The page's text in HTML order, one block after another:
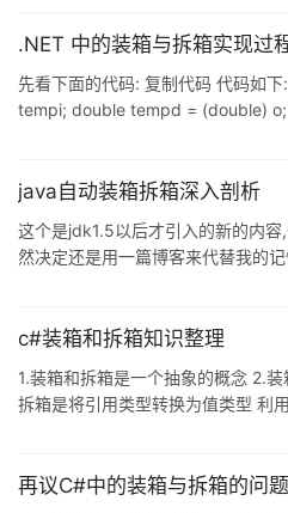
using System; using
Program {
.NET 中的装箱与拆箱实现过
先看下面的代码: 复制代码 代码如
tempi; double tempd = (double) o;
此处必须先转换为int类型,才能再转
java自动装箱拆箱深入剖析
这个是jdk1.5以后才引入的新的内
然决定还是用一篇博客来代替我的
的理解为将基本数据类型封装为对
num = 10; //以上的声明就是用到
c#装箱和拆箱知识整理
1.装箱和拆箱是一个抽象的概念 2.
拆箱是将引用类型转换为值类型 利
Console.WriteLine ("对象的值 =
再议C#中的装箱与拆箱的问